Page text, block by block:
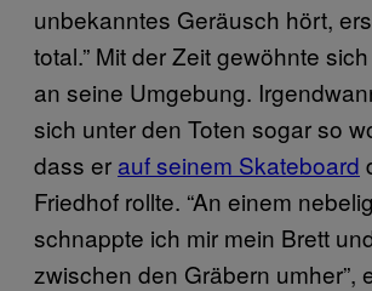
unbekanntes Geräusch hört,
total.” Mit der Zeit gewöhnte
an seine Umgebung.
sich unter den Toten sogar so
dass er auf seinem Skateboard
Friedhof rollte. “An einem
schnappte ich mir mein Brett
zwischen den Gräbern umher”,